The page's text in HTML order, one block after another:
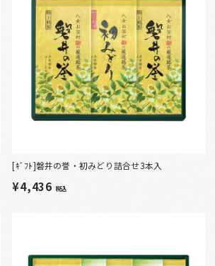
[ｷﾞﾌﾄ]磐井の誉・初みどり詰合せ3本入
¥4,436 税込